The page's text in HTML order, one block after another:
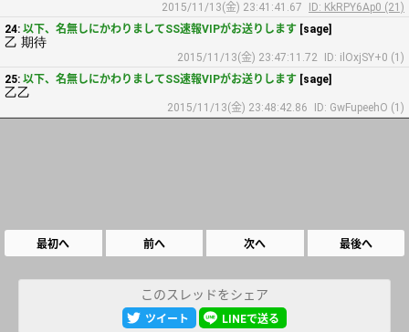
2015/11/13(金) 23:41:41.67
ID: KkRPY6Ap0 (21)
24: 以下、名無しにかわりましてSS速報VIPがお送りします [sage]
乙 期待
2015/11/13(金) 23:47:11.72
ID: ilOxjSY+0 (1)
25: 以下、名無しにかわりましてSS速報VIPがお送りします [sage]
乙乙
2015/11/13(金) 23:48:42.86 ID: GwFupeehO (1)
最初へ 前へ 次へ 最後へ
このスレッドをシェア
ツイート LINEで送る